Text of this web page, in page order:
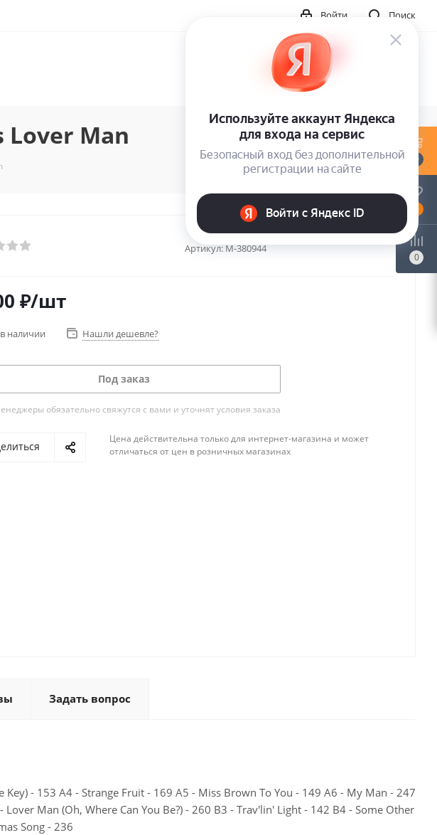
Поиск
Войти
Lover Man
Артикул:M-380944
₽/шт
наличии Нашли дешевле?
Под заказ
обязательно свяжутся с вами и уточнят условия заказа
Цена действительна только для интернет-магазина и может
отличаться от цен в розничных магазинах
Задать вопрос
- 153 A4 - Strange Fruit - 169 A5 - Miss Brown To You - 149 A6 - My Man - 247
Man (Oh, Where Can You Be?) - 260 B3 - Trav'lin' Light - 142 B4 - Some Other
Song - 236
0
0
0